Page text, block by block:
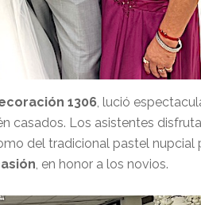
1306 , lució
casados. Los asistentes
del tradicional pastel nupcial
, en honor a los novios.